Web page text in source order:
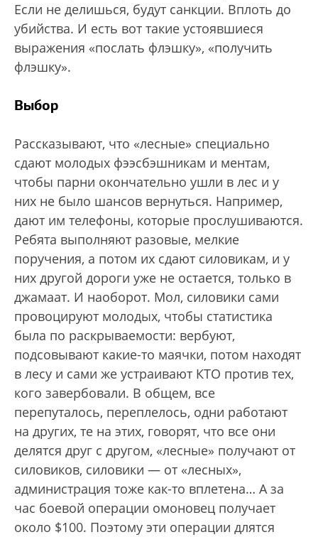
Если не делишься, будут санкции. Вплоть до
убийства. И есть вот такие устоявшиеся
выражения «послать флэшку», «получить
флэшку».
Выбор
Рассказывают, что «лесные» специально
сдают молодых фээсбэшникам и ментам,
чтобы парни окончательно ушли в лес и у
них не было шансов вернуться. Например,
дают им телефоны, которые прослушиваются.
Ребята выполняют разовые, мелкие
поручения, а потом их сдают силовикам, и у
них другой дороги уже не остается, только в
джамаат. И наоборот. Мол, силовики сами
провоцируют молодых, чтобы статистика
была по раскрываемости: вербуют,
подсовывают какие-то маячки, потом находят
в лесу и сами же устраивают КТО против тех,
кого завербовали. В общем, все
перепуталось, переплелось, одни работают
на других, те на этих, говорят, что все они
делятся друг с другом, «лесные» получают от
силовиков, силовики — от «лесных»,
администрация тоже как-то вплетена… А за
час боевой операции омоновец получает
около $100. Поэтому эти операции длятся